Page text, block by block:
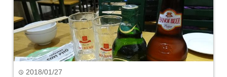
time 2018/01/27